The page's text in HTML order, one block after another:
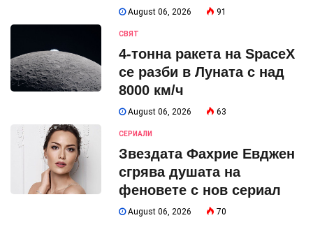
August 06, 2026 91
СВЯТ
4-тонна ракета на SpaceX
се разби в Луната с над
8000 км/ч
August 06, 2026 63
СЕРИАЛИ
Звездата Фахрие Евджен
сгрява душата на
феновете с нов сериал
August 06, 2026 70